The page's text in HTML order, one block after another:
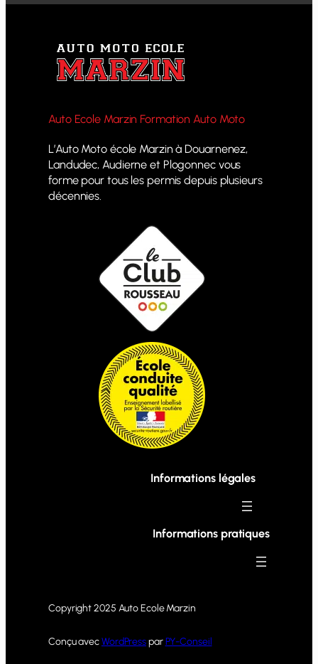
Auto Ecole Marzin Formation Auto Moto
L’Auto Moto école Marzin à Douarnenez,
Landudec, Audierne et Plogonnec vous
forme pour tous les permis depuis plusieurs
décennies.
Informations légales
Informations pratiques
Copyright 2025 Auto Ecole Marzin
Conçu avecWordPressparPY-Conseil